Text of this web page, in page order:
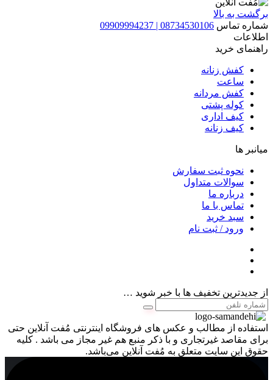
برگشت به بالا
شماره تماس 08734530106 | 09909994237
اطلاعات
راهنمای خرید
کفش زنانه
ساعت
کفش مردانه
کوله پشتی
کیف اداری
کیف زنانه
میانبر ها
نحوه ثبت سفارش
سوالات متداول
درباره ما
تماس با ما
سبد خرید
ورود / ثبت نام
از جدیدترین تخفیف ها با خبر شوید …
استفاده از مطالب و عکس های فروشگاه اینترنتی مُفت آنلاین حتی
برای مقاصد غیرتجاری و با ذکر منبع هم غیر مجاز می باشد . کلیه
حقوق این سایت متعلق به مُفت آنلاین می‌باشد.